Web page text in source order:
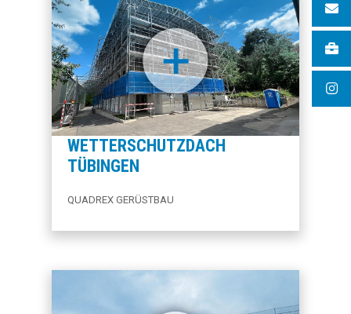
WETTERSCHUTZDACH
TÜBINGEN
QUADREX GERÜSTBAU